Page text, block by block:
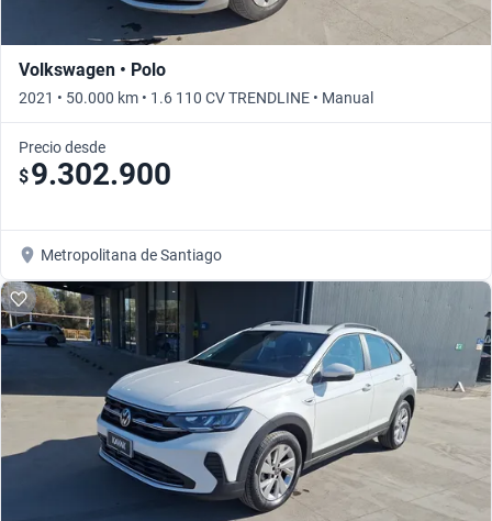
Volkswagen • Polo
2021 • 50.000 km • 1.6 110 CV TRENDLINE • Manual
Precio desde
$9.302.900
Metropolitana de Santiago